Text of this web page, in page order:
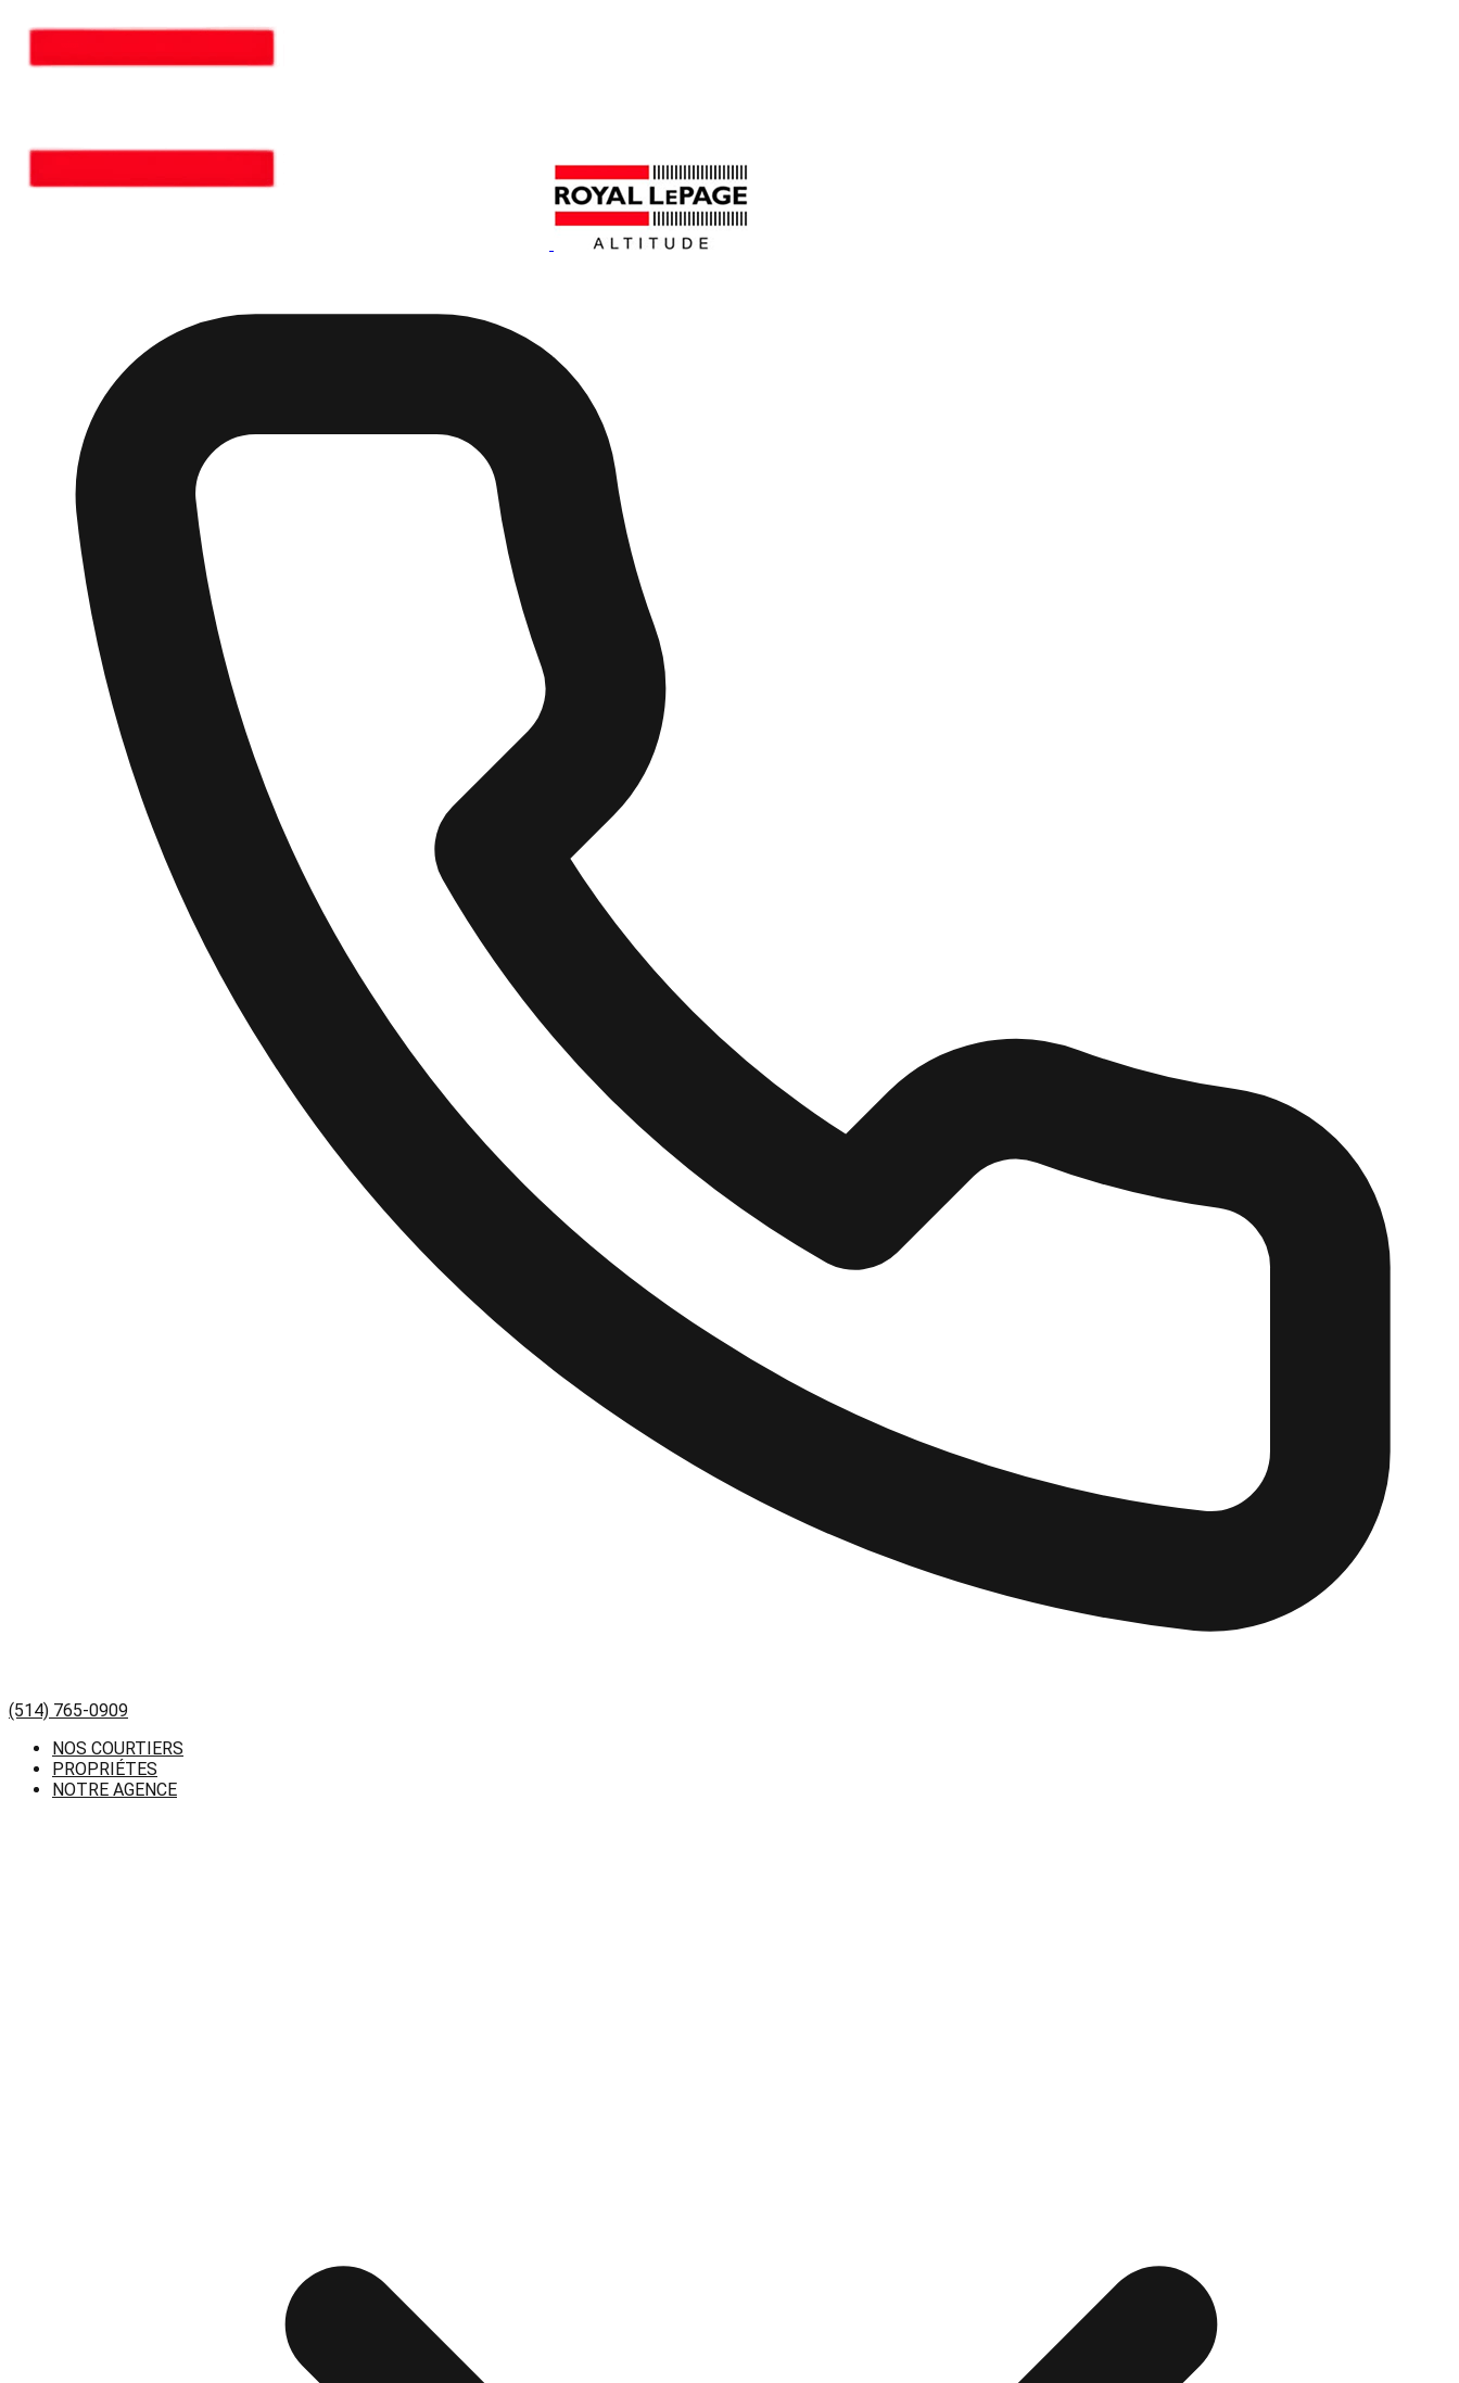
(514) 765-0909
NOS COURTIERS
PROPRIÉTES
NOTRE AGENCE